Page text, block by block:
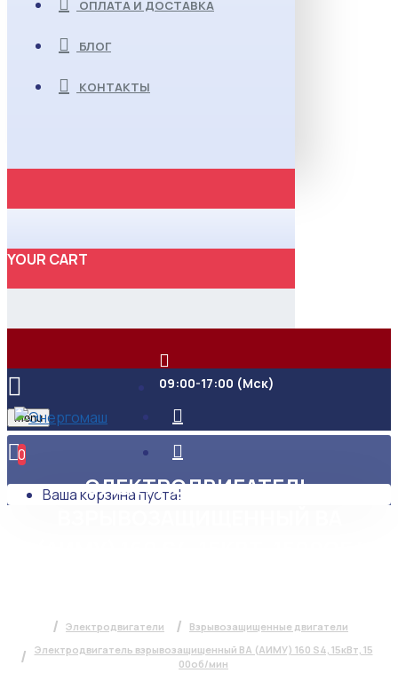
ОПЛАТА И ДОСТАВКА
БЛОГ
КОНТАКТЫ
YOUR CART
09:00-17:00 (Мск)
Menu
0
Ваша корзина пуста!
ЭЛЕКТРОДВИГАТЕЛЬ
Электродвигатели
Взрывозащищенные двигатели
Электродвигатель взрывозащищенный ВА (АИМУ) 160 S4, 15кВт, 15
00об/мин